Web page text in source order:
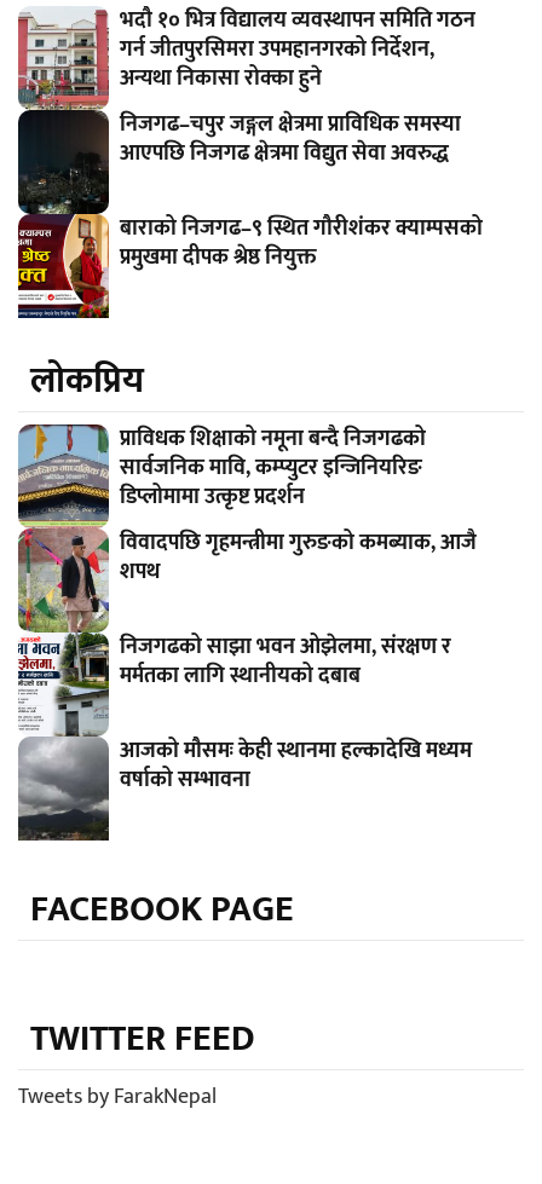
भदौ १० भित्र विद्यालय व्यवस्थापन समिति गठन
गर्न जीतपुरसिमरा उपमहानगरको निर्देशन,
अन्यथा निकासा रोक्का हुने
निजगढ–चपुर जङ्गल क्षेत्रमा प्राविधिक समस्या
आएपछि निजगढ क्षेत्रमा विद्युत सेवा अवरुद्ध
बाराको निजगढ–९ स्थित गौरीशंकर क्याम्पसको
प्रमुखमा दीपक श्रेष्ठ नियुक्त
लाेकप्रिय
प्राविधक शिक्षाको नमूना बन्दै निजगढको
सार्वजनिक मावि, कम्प्युटर इन्जिनियरिङ
डिप्लोमामा उत्कृष्ट प्रदर्शन
विवादपछि गृहमन्त्रीमा गुरुङको कमब्याक, आजै
शपथ
निजगढको साझा भवन ओझेलमा, संरक्षण र
मर्मतका लागि स्थानीयको दबाब
आजको मौसमः केही स्थानमा हल्कादेखि मध्यम
वर्षाको सम्भावना
FACEBOOK PAGE
TWITTER FEED
Tweets by FarakNepal